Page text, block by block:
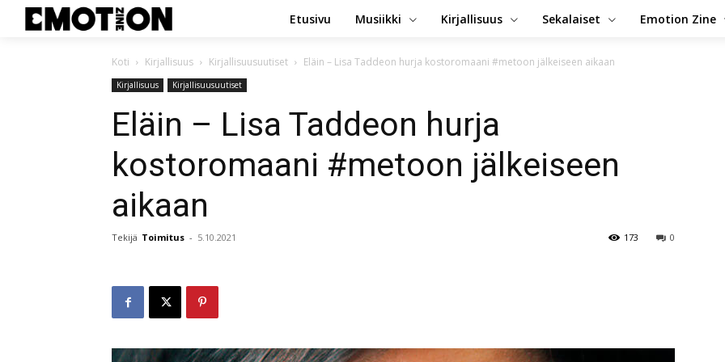
Etusivu Musiikki Kirjallisuus Sekalaiset Emotion Zine
Koti Kirjallisuus Kirjallisuusuutiset Eläin – Lisa Taddeon hurja kostoromaani #metoon jälkeiseen aikaan
Kirjallisuus Kirjallisuusuutiset
Eläin – Lisa Taddeon hurja
kostoromaani #metoon jälkeiseen
aikaan
Tekijä Toimitus - 5.10.2021 0
173